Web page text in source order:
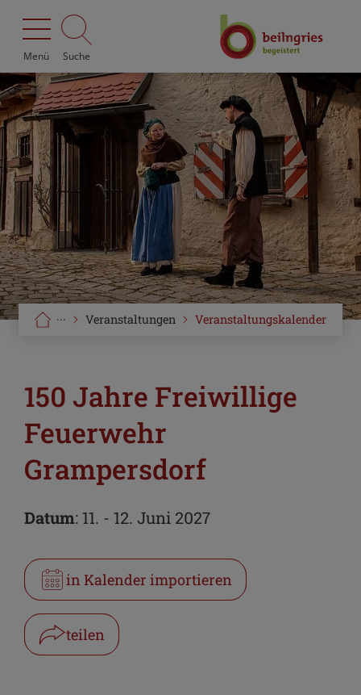
Menü Suche
Veranstaltungskalender
Veranstaltungen
···
150 Jahre Freiwillige
Feuerwehr
Grampersdorf
Datum: 11. - 12. Juni 2027
in Kalender importieren
teilen